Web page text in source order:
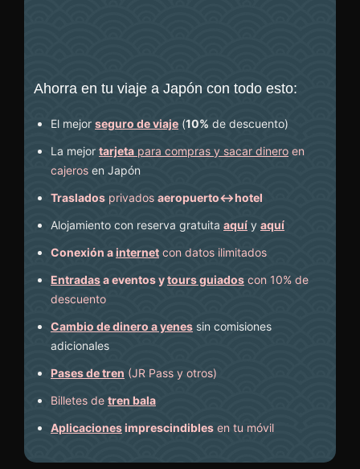
Ahorra en tu viaje a Japón con todo esto:
El mejor seguro de viaje (10% de descuento)
La mejor tarjeta para compras y sacar dinero en
cajeros en Japón
Traslados privados aeropuerto↔hotel
Alojamiento con reserva gratuita aquí y aquí
Conexión ainternet con datos ilimitados
Entradasa eventos ytours guiados con 10% de
descuento
Cambio de dinero a yenes sin comisiones
adicionales
Pases de tren (JR Pass y otros)
Billetes de tren bala
Aplicacionesimprescindibles en tu móvil